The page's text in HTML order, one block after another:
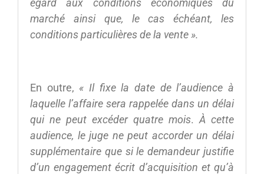
égard aux conditions économiques du
marché ainsi que, le cas échéant, les
conditions particulières de la vente ».
En outre, « Il fixe la date de l’audience à
laquelle l’affaire sera rappelée dans un délai
qui ne peut excéder quatre mois. À cette
audience, le juge ne peut accorder un délai
supplémentaire que si le demandeur justifie
d’un engagement écrit d’acquisition et qu’à